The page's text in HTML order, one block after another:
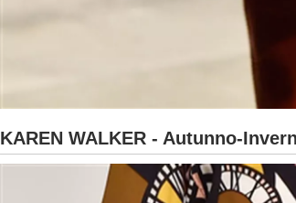
KAREN WALKER - Autunno-